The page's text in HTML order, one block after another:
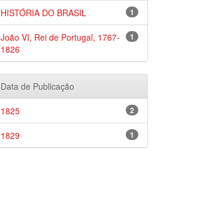
1
HISTÓRIA DO BRASIL
1
João VI, Rei de Portugal, 1767-
1826
Data de Publicação
2
1825
1
1829